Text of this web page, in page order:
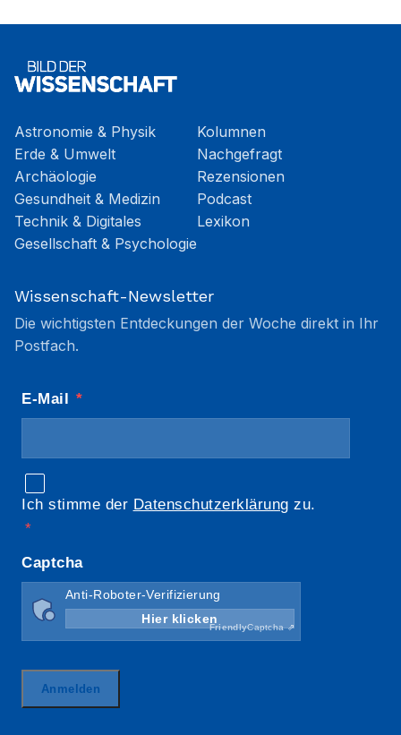
Astronomie & Physik
Erde & Umwelt
Archäologie
Gesundheit & Medizin
Technik & Digitales
Gesellschaft & Psychologie
Kolumnen
Nachgefragt
Rezensionen
Podcast
Lexikon
Wissenschaft-Newsletter
Die wichtigsten Entdeckungen der Woche direkt in Ihr
Postfach.